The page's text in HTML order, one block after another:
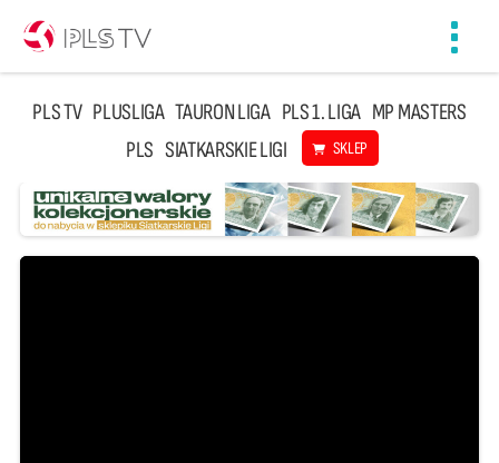
PLS TV PLUSLIGA TAURON LIGA PLS 1. LIGA MP MASTERS
PLS SIATKARSKIE LIGI SKLEP